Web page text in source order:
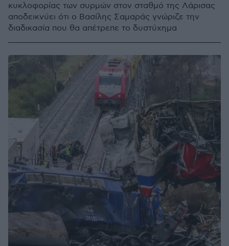
κυκλοφορίας των συρμών στον σταθμό της Λάρισας
αποδεικνύει ότι ο Βασίλης Σαμαράς γνώριζε την
διαδικασία που θα απέτρεπε το δυστύχημα